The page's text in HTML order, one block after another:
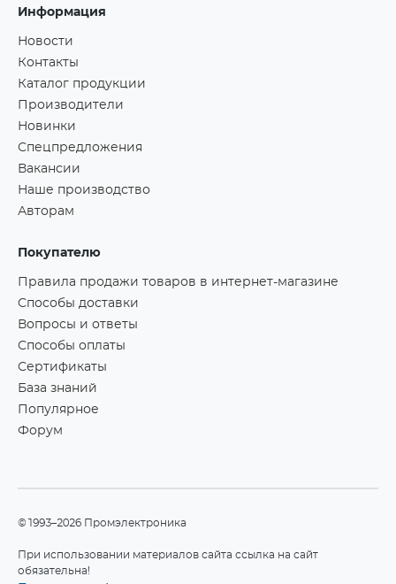
Информация
Новости
Контакты
Каталог продукции
Производители
Новинки
Спецпредложения
Вакансии
Наше производство
Авторам
Покупателю
Правила продажи товаров в интернет-магазине
Способы доставки
Вопросы и ответы
Способы оплаты
Сертификаты
База знаний
Популярное
Форум
©1993–2026 Промэлектроника
При использовании материалов сайта ссылка на сайт
обязательна!